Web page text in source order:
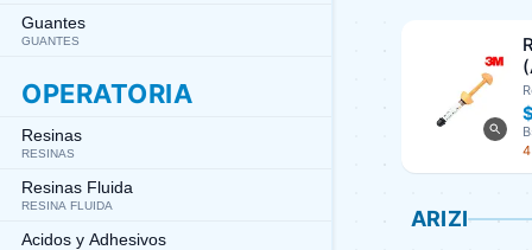
ARIZI
Guantes
GUANTES
OPERATORIA
Resinas
RESINAS
Resinas Fluida
RESINA FLUIDA
Acidos y Adhesivos